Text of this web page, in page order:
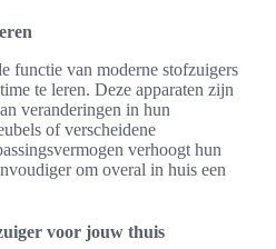
functie van moderne stofzuigers
te leren. Deze apparaten zijn
veranderingen in hun
of verscheidene
verhoogt hun
om overal in huis een
voor jouw thuis